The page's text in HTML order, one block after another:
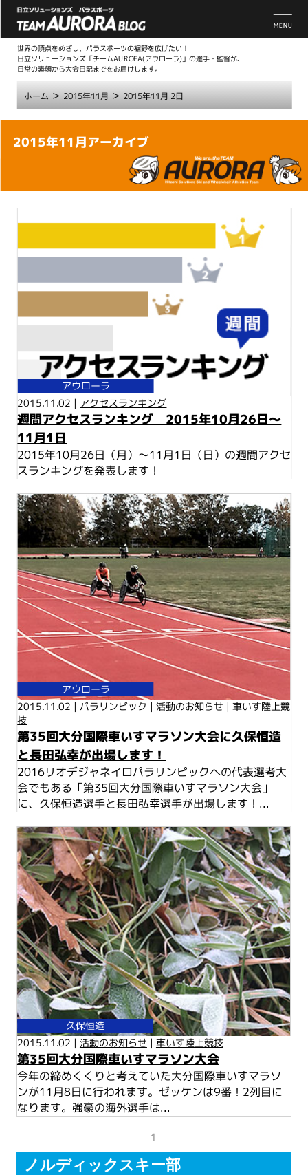
世界の頂点をめざし、パラスポーツの裾野を広げたい！
日立ソリューションズ「チームAUROEA(アウローラ)」の選手・監督が、
日常の素顔から大会日記までをお届けします。
ホーム> 2015年11月 > 2015年11月 2日
本
2015年11月アーカイブ
アウローラ
2015.11.02 | アクセスランキング
週間アクセスランキング 2015年10月26日～
11月1日
2015年10月26日（月）～11月1日（日）の週間アクセ
スランキングを発表します！
アウローラ
2015.11.02 | パラリンピック |活動のお知らせ |車いす陸上競
技
第35回大分国際車いすマラソン大会に久保恒造
と長田弘幸が出場します！
2016リオデジャネイロパラリンピックへの代表選考大
会でもある「第35回大分国際車いすマラソン大会」
に、久保恒造選手と長田弘幸選手が出場します！...
久保恒造
2015.11.02 | 活動のお知らせ | 車いす陸上競技
第35回大分国際車いすマラソン大会
今年の締めくくりと考えていた大分国際車いすマラソ
ンが11月8日に行われます。ゼッケンは9番！2列目に
なります。強豪の海外選手は...
1
ノルディックスキー部